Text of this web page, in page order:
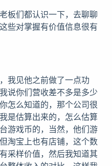
板们都认识一下，去聊聊
些对掌握有价值信息很有
我见他之前做了一点功
说你们营收差不多是多少
怎么知道的，那个公司很
是估算出来的，怎么估算
游戏币的，当然，他们游
淘宝上也有店铺，这个数
采样价值，然后我知道其